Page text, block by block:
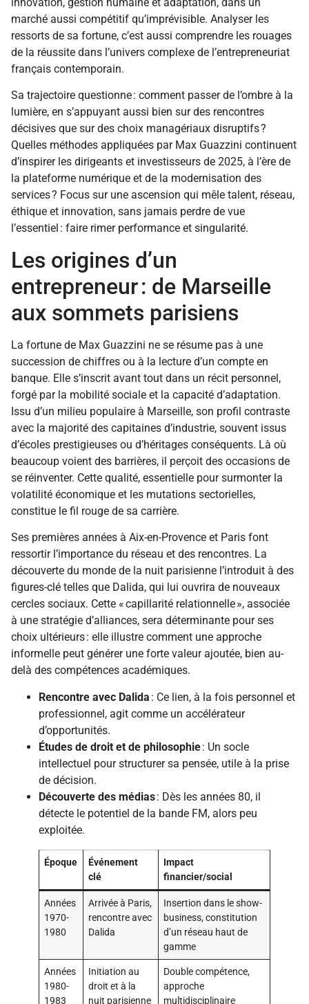
marché aussi compétitif qu’imprévisible. Analyser les
ressorts de sa fortune, c’est aussi comprendre les rouages
de la réussite dans l’univers complexe de l’entrepreneuriat
français contemporain.
Sa trajectoire questionne : comment passer de l’ombre à la
lumière, en s’appuyant aussi bien sur des rencontres
décisives que sur des choix managériaux disruptifs ?
Quelles méthodes appliquées par Max Guazzini continuent
d’inspirer les dirigeants et investisseurs de 2025, à l’ère de
la plateforme numérique et de la modernisation des
services ? Focus sur une ascension qui mêle talent, réseau,
éthique et innovation, sans jamais perdre de vue
l’essentiel : faire rimer performance et singularité.
Les origines d’un
entrepreneur : de Marseille
aux sommets parisiens
La fortune de Max Guazzini ne se résume pas à une
succession de chiffres ou à la lecture d’un compte en
banque. Elle s’inscrit avant tout dans un récit personnel,
forgé par la mobilité sociale et la capacité d’adaptation.
Issu d’un milieu populaire à Marseille, son profil contraste
avec la majorité des capitaines d’industrie, souvent issus
d’écoles prestigieuses ou d’héritages conséquents. Là où
beaucoup voient des barrières, il perçoit des occasions de
se réinventer. Cette qualité, essentielle pour surmonter la
volatilité économique et les mutations sectorielles,
constitue le fil rouge de sa carrière.
Ses premières années à Aix-en-Provence et Paris font
ressortir l’importance du réseau et des rencontres. La
découverte du monde de la nuit parisienne l’introduit à des
figures-clé telles que Dalida, qui lui ouvrira de nouveaux
cercles sociaux. Cette « capillarité relationnelle », associée
à une stratégie d’alliances, sera déterminante pour ses
choix ultérieurs : elle illustre comment une approche
informelle peut générer une forte valeur ajoutée, bien au-
delà des compétences académiques.
Rencontre avec Dalida : Ce lien, à la fois personnel et
professionnel, agit comme un accélérateur
d’opportunités.
Études de droit et de philosophie: Un socle
intellectuel pour structurer sa pensée, utile à la prise
de décision.
Découverte des médias: Dès les années 80, il
détecte le potentiel de la bande FM, alors peu
exploitée.
Époque
Événement
clé
Impact
financier/social
Années
1970-
1980
Arrivée à Paris,
rencontre avec
Dalida
Insertion dans le show-
business, constitution
d’un réseau haut de
gamme
Années
1980-
1983
Initiation au
droit et à la
nuit parisienne
Double compétence,
approche
multidisciplinaire